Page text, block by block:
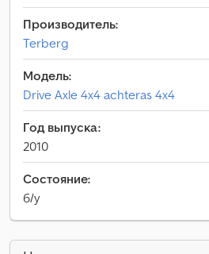
Производитель:
Terberg
Модель:
Drive Axle 4x4 achteras 4x4
Год выпуска:
2010
Состояние:
б/у